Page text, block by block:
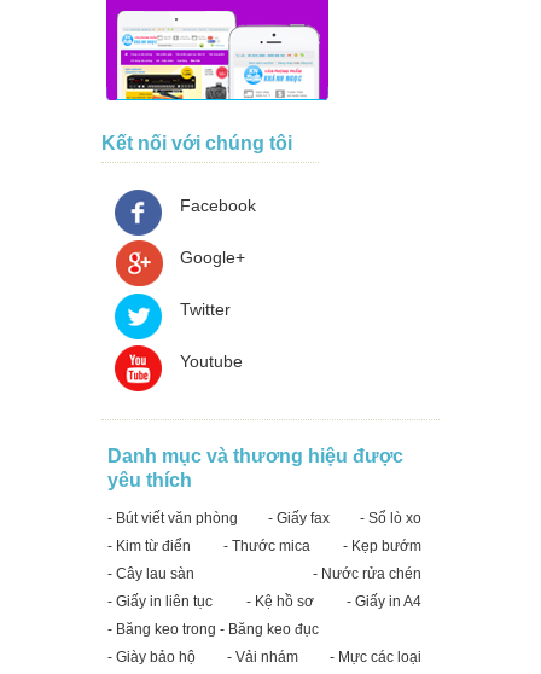
Kết nối với chúng tôi
Facebook
Google+
Twitter
Youtube
Danh mục và thương hiệu được
yêu thích
- Bút viết văn phòng - Giấy fax
- Sổ lò xo
- Kim từ điển
- Thước mica
- Kẹp bướm
- Cây lau sàn
- Nước rửa chén
- Giấy in liên tục
- Kệ hồ sơ
- Giấy in A4
- Băng keo trong - Băng keo đục
- Giày bảo hộ
- Vải nhám
- Mực các loại